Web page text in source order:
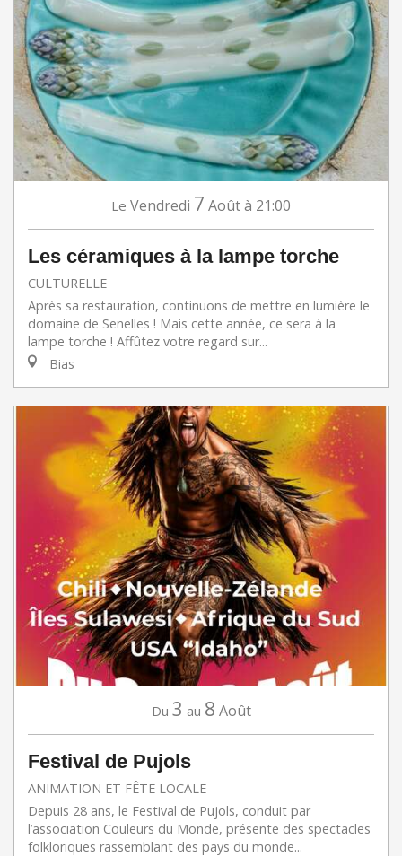
Le Vendredi 7 Aoûtà 21:00
Les céramiques à la lampe torche
CULTURELLE
Après sa restauration, continuons de mettre en lumière le
domaine de Senelles ! Mais cette année, ce sera à la
lampe torche ! Affûtez votre regard sur...
Bias
Du 3 au 8 Août
Festival de Pujols
ANIMATION ET FÊTE LOCALE
Depuis 28 ans, le Festival de Pujols, conduit par
l’association Couleurs du Monde, présente des spectacles
folkloriques rassemblant des pays du monde...